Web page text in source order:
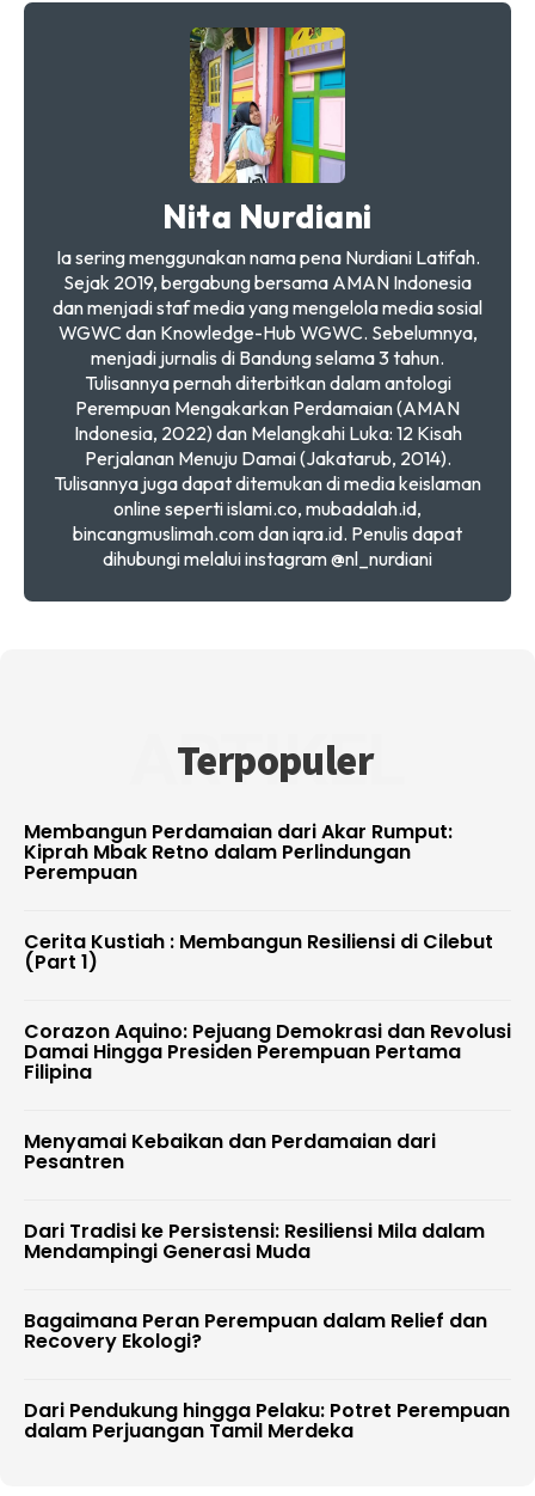
Nita Nurdiani
Ia sering menggunakan nama pena Nurdiani Latifah.
Sejak 2019, bergabung bersama AMAN Indonesia
dan menjadi staf media yang mengelola media sosial
WGWC dan Knowledge-Hub WGWC. Sebelumnya,
menjadi jurnalis di Bandung selama 3 tahun.
Tulisannya pernah diterbitkan dalam antologi
Perempuan Mengakarkan Perdamaian (AMAN
Indonesia, 2022) dan Melangkahi Luka: 12 Kisah
Perjalanan Menuju Damai (Jakatarub, 2014).
Tulisannya juga dapat ditemukan di media keislaman
online seperti islami.co, mubadalah.id,
bincangmuslimah.com dan iqra.id. Penulis dapat
dihubungi melalui instagram @nl_nurdiani
Terpopuler
ARTIKEL
Membangun Perdamaian dari Akar Rumput:
Kiprah Mbak Retno dalam Perlindungan
Perempuan
Cerita Kustiah : Membangun Resiliensi di Cilebut
(Part 1)
Corazon Aquino: Pejuang Demokrasi dan Revolusi
Damai Hingga Presiden Perempuan Pertama
Filipina
Menyamai Kebaikan dan Perdamaian dari
Pesantren
Dari Tradisi ke Persistensi: Resiliensi Mila dalam
Mendampingi Generasi Muda
Bagaimana Peran Perempuan dalam Relief dan
Recovery Ekologi?
Dari Pendukung hingga Pelaku: Potret Perempuan
dalam Perjuangan Tamil Merdeka